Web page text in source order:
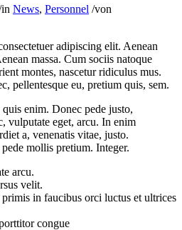
in News, Personnel /von
adipiscing elit. Aenean
massa. Cum sociis natoque
montes, nascetur ridiculus mus.
pellentesque eu, pretium quis, sem.
enim. Donec pede justo,
vulputate eget, arcu. In enim
a, venenatis vitae, justo.
mollis pretium. Integer.
arcu.
velit.
in faucibus orci luctus et ultrices
congue